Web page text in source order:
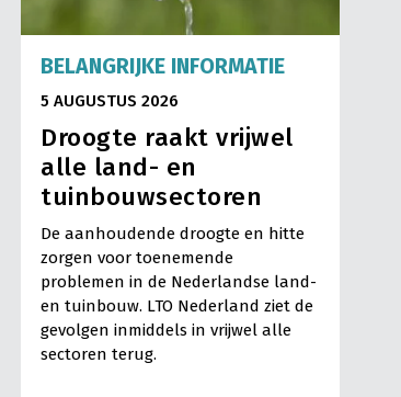
BELANGRIJKE INFORMATIE
5 AUGUSTUS 2026
Droogte raakt vrijwel
alle land- en
tuinbouwsectoren
De aanhoudende droogte en hitte
zorgen voor toenemende
problemen in de Nederlandse land-
en tuinbouw. LTO Nederland ziet de
gevolgen inmiddels in vrijwel alle
sectoren terug.